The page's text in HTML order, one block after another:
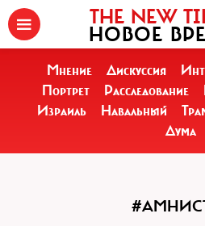
THE NEW
НОВОЕ
Мнение Дискуссия
Портрет
Расследование
Израиль
Навальный
Дума